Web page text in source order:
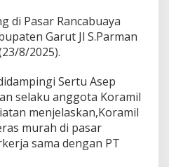
di Pasar Rancabuaya
Garut Jl S.Parman
8/2025).
Sertu Asep
selaku anggota Koramil
menjelaskan,Koramil
murah di pasar
sama dengan PT